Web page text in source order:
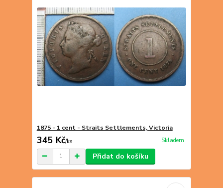
1875 - 1 cent - Straits Settlements, Victoria
345 Kč/ks Skladem
Přidat do košíku